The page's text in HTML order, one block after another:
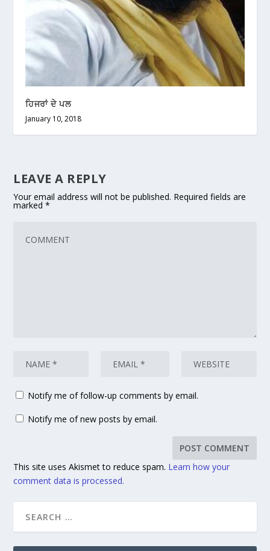
ਹਿਜਰਾਂ ਦੇ ਪਲ
January 10, 2018
LEAVE A REPLY
Your email address will not be published. Required fields are
marked*
Notify me of follow-up comments by email.
Notify me of new posts by email.
This site uses Akismet to reduce spam. Learn how your
comment data is processed.